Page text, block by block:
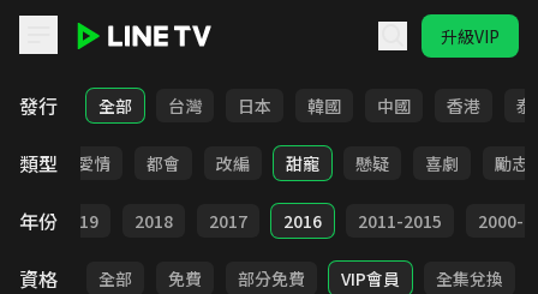
升級VIP
LINE TV - 戲劇
發行 全部 台灣 日本 韓國 中國 香港 泰
類型
古裝 愛情 都會 改編 甜寵 懸疑 喜劇 勵志
年份 2019 2018 2017 2016 2011-2015 2000-
資格 全部 免費 部分免費 VIP會員 全集兌換